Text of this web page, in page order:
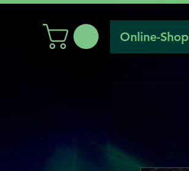
Online-Shop